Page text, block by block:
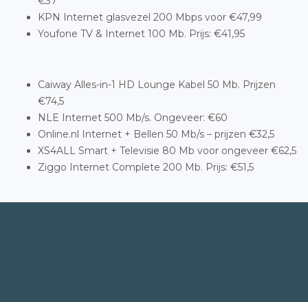
KPN Internet glasvezel 200 Mbps voor €47,99
Youfone TV & Internet 100 Mb. Prijs: €41,95
Caiway Alles-in-1 HD Lounge Kabel 50 Mb. Prijzen
€74,5
NLE Internet 500 Mb/s. Ongeveer: €60
Online.nl Internet + Bellen 50 Mb/s – prijzen €32,5
XS4ALL Smart + Televisie 80 Mb voor ongeveer €62,5
Ziggo Internet Complete 200 Mb. Prijs: €51,5